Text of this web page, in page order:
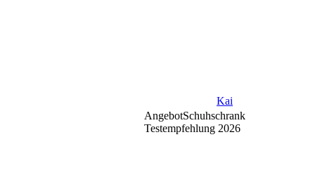
Kai
AngebotSchuhschrank
Testempfehlung 2026